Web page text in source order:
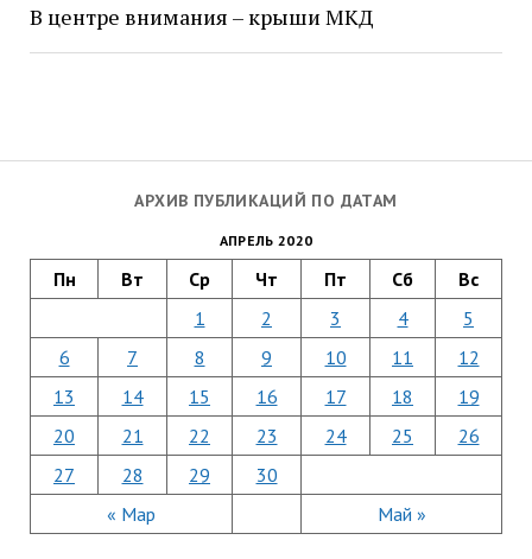
АРХИВ ПУБЛИКАЦИЙ ПО ДАТАМ
АПРЕЛЬ 2020
Пн Вт Ср Чт Пт Сб Вс
« Мар Май »
1 2 3 4
5
6
7 8 9 10 11
12
13
14 15 16 17 18
19
20
21 22 23 24 25
26
27
28 29 30
В центре внимания – крыши МКД